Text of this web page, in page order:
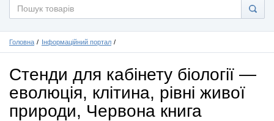
Головна Інформаційний портал
Стенди для кабінету біології —
еволюція, клітина, рівні живої
природи, Червона книга